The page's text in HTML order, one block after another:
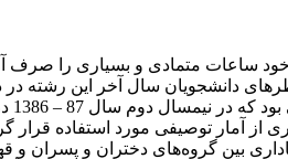
خود ساعات متمادی و بسیاری را
دانشجویان سال آخر این رشته در
از آمار توصیفی مورد استفاده قرار
بین گروه‌های دختران و پسران و